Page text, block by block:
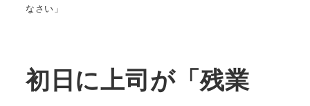
なさい」
初日に上司が「残業